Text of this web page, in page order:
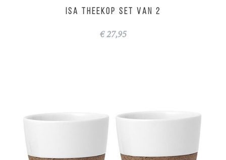
ISA theekop set van 2
€ 27,95